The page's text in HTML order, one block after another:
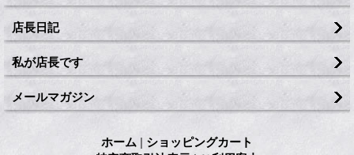
店長日記
私が店長です
メールマガジン
ホーム | ショッピングカート